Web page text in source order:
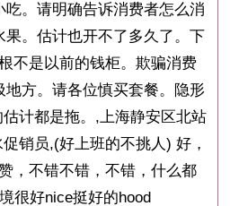
。请明确告诉消费者怎么消
果。估计也开不了多久了。下
不是以前的钱柜。欺骗消费
方。请各位慎买套餐。隐形
计都是拖。,上海静安区北站
销员,(好上班的不挑人) 好，
，不错不错，不错，什么都
很好nice挺好的hood